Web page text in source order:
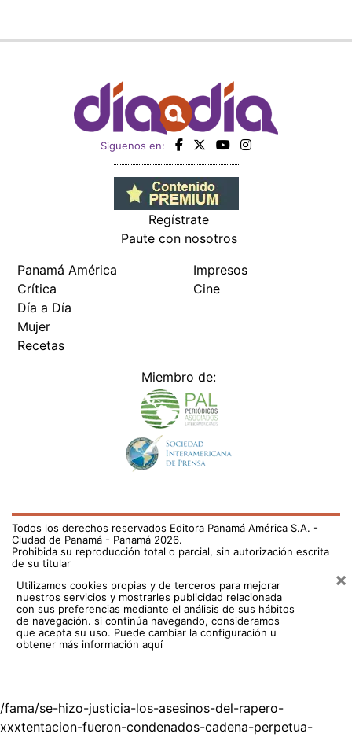
Siguenos en:
Regístrate
Paute con nosotros
Panamá América
Crítica
Día a Día
Mujer
Recetas
Impresos
Cine
Miembro de:
Todos los derechos reservados Editora Panamá América S.A. -
Ciudad de Panamá - Panamá 2026.
Prohibida su reproducción total o parcial, sin autorización escrita
de su titular
Utilizamos cookies propias y de terceros para mejorar
nuestros servicios y mostrarles publicidad relacionada
con sus preferencias mediante el análisis de sus hábitos
de navegación. si continúa navegando, consideramos
que acepta su uso. Puede cambiar la configuración u
obtener más información aquí
×
/fama/se-hizo-justicia-los-asesinos-del-rapero-
xxxtentacion-fueron-condenados-cadena-perpetua-